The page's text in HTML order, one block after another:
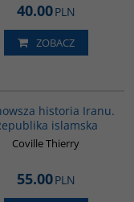
40.00PLN
ZOBACZ
historia Iranu.
islamska
Coville Thierry
55.00PLN